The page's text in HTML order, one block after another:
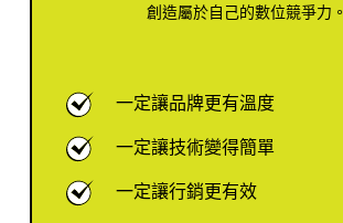
創造屬於自己的數位競爭力。
一定讓品牌更有溫度
一定讓技術變得簡單
一定讓行銷更有效